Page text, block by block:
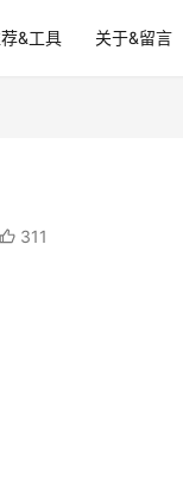
&工具 关于&留言
311